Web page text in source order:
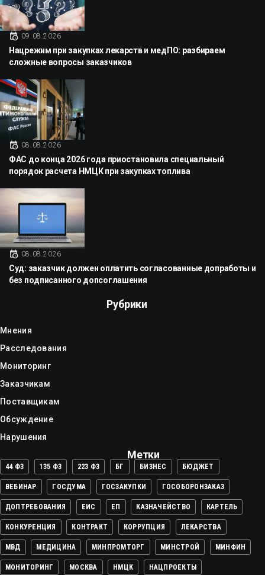
09.08.2026
Нацрежим при закупках лекарств и медПО: разбираем
сложные вопросы заказчиков
08.08.2026
ФАС до конца 2026 года приостановила специальный
порядок расчета НМЦК при закупках топлива
08.08.2026
Суд: заказчик должен оплатить согласованные допработы и
без подписанного допсоглашения
Рубрики
Мнения
Расследования
Мониторинг
Заказчикам
Поставщикам
Обсуждение
Нарушения
Метки
44 ФЗ 135 ФЗ 223 ФЗ БГ БИЗНЕС БЮДЖЕТ
ВЕБИНАР ГОСДУМА ГОСЗАКУПКИ ГОСОБОРОНЗАКАЗ
ДОПТРЕБОВАНИЯ ЕИС ЕП КАЗНАЧЕЙСТВО КАРТЕЛЬ
КОНКУРЕНЦИЯ КОНТРАКТ КОРРУПЦИЯ ЛЕКАРСТВА
МВД МЕДИЦИНА МИНПРОМТОРГ МИНСТРОЙ МИНФИН
МОНИТОРИНГ МОСКВА НМЦК НАЦПРОЕКТЫ